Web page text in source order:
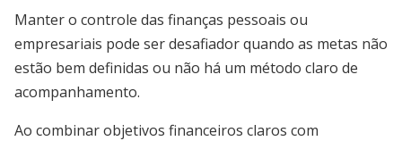
Manter o controle das finanças pessoais ou
empresariais pode ser desafiador quando as metas não
estão bem definidas ou não há um método claro de
acompanhamento.
Ao combinar objetivos financeiros claros com